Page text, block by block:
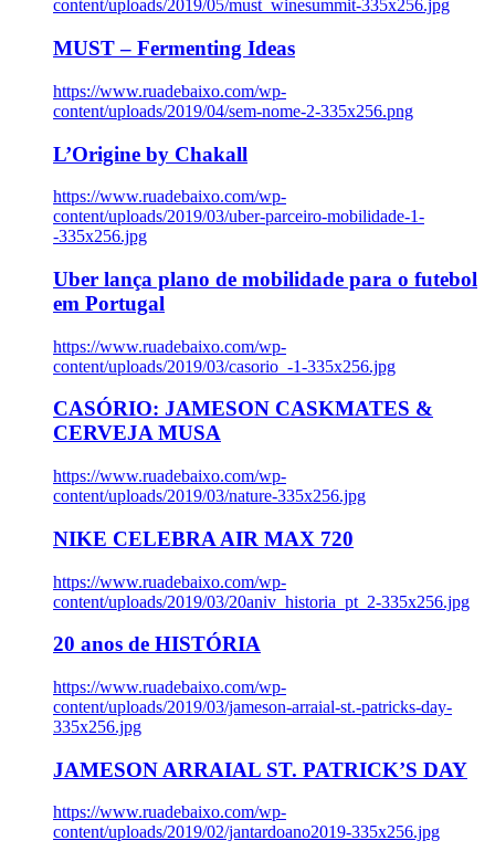
content/uploads/2019/05/must_winesummit-335x256.jpg
MUST – Fermenting Ideas
https://www.ruadebaixo.com/wp-
content/uploads/2019/04/sem-nome-2-335x256.png
L’Origine by Chakall
https://www.ruadebaixo.com/wp-
content/uploads/2019/03/uber-parceiro-mobilidade-1-
-335x256.jpg
Uber lança plano de mobilidade para o futebol
em Portugal
https://www.ruadebaixo.com/wp-
content/uploads/2019/03/casorio_-1-335x256.jpg
CASÓRIO: JAMESON CASKMATES &
CERVEJA MUSA
https://www.ruadebaixo.com/wp-
content/uploads/2019/03/nature-335x256.jpg
NIKE CELEBRA AIR MAX 720
https://www.ruadebaixo.com/wp-
content/uploads/2019/03/20aniv_historia_pt_2-335x256.jpg
20 anos de HISTÓRIA
https://www.ruadebaixo.com/wp-
content/uploads/2019/03/jameson-arraial-st.-patricks-day-
335x256.jpg
JAMESON ARRAIAL ST. PATRICK’S DAY
https://www.ruadebaixo.com/wp-
content/uploads/2019/02/jantardoano2019-335x256.jpg